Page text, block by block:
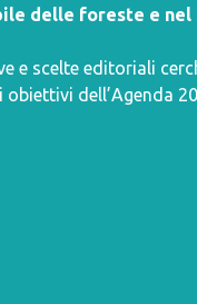
delle foreste e
e scelte editoriali
obiettivi dell’Agenda